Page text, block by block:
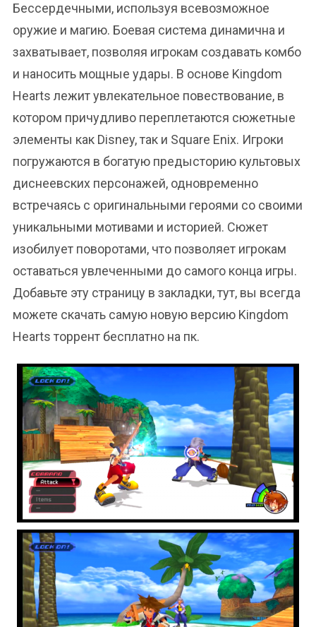
Бессердечными, используя всевозможное
оружие и магию. Боевая система динамична и
захватывает, позволяя игрокам создавать комбо
и наносить мощные удары. В основе Kingdom
Hearts лежит увлекательное повествование, в
котором причудливо переплетаются сюжетные
элементы как Disney, так и Square Enix. Игроки
погружаются в богатую предысторию культовых
диснеевских персонажей, одновременно
встречаясь с оригинальными героями со своими
уникальными мотивами и историей. Сюжет
изобилует поворотами, что позволяет игрокам
оставаться увлеченными до самого конца игры.
Добавьте эту страницу в закладки, тут, вы всегда
можете скачать самую новую версию Kingdom
Hearts торрент бесплатно на пк.